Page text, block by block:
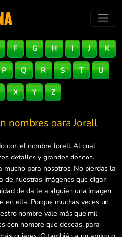
F G H I J K
P Q R S T U
X Y Z
nombres paraJorell
con el nombre Jorell. Al cual
detalles y grandes deseos.
mucho para nosotros. No pierdas la
de nuestras imágenes que digan
de darle a alguien una imagen
en ella. Porque muchas veces un
nombre vale más que mil
con nombre que deseas, para